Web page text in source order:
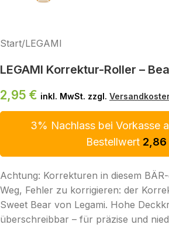
Start/LEGAMI
LEGAMI Korrektur-Roller –
2,95 € inkl. MwSt. zzgl.
3% Nachlass bei Vorkasse
Bestellwert 2,86
Achtung: Korrekturen in diesem
Weg, Fehler zu korrigieren: der
Sweet Bear von Legami. Hohe
überschreibbar – für präzise und